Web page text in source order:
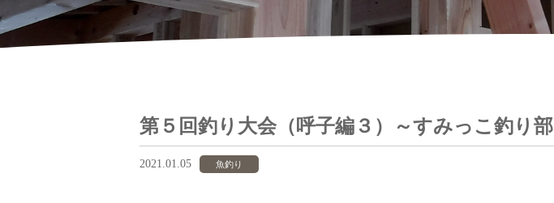
第５回釣り大会（呼子編３）～すみっこ釣り部
2021.01.05 魚釣り